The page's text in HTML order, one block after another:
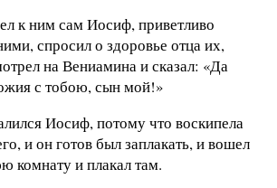
к ним сам Иосиф, приветливо
спросил о здоровье отца их,
на Вениамина и сказал: «Да
с тобою, сын мой!»
Иосиф, потому что воскипела
и он готов был заплакать, и вошел
комнату и плакал там.